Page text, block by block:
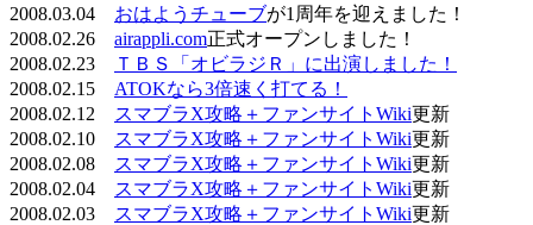
2008.03.04 おはようチューブが1周年を迎えました！
2008.02.26 airappli.com正式オープンしました！
2008.02.23
ＴＢＳ「オビラジＲ」に出演しました！
2008.02.15 ATOKなら3倍速く打てる！
2008.02.12
スマブラX攻略＋ファンサイトWiki更新
2008.02.10
スマブラX攻略＋ファンサイトWiki更新
2008.02.08
スマブラX攻略＋ファンサイトWiki更新
2008.02.04
スマブラX攻略＋ファンサイトWiki更新
2008.02.03
スマブラX攻略＋ファンサイトWiki更新